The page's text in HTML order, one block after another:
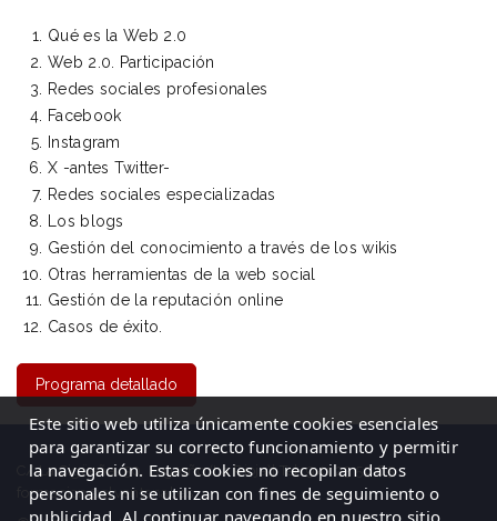
Qué es la Web 2.0
Web 2.0. Participación
Redes sociales profesionales
Facebook
Instagram
X -antes Twitter-
Redes sociales especializadas
Los blogs
Gestión del conocimiento a través de los wikis
Otras herramientas de la web social
Gestión de la reputación online
Casos de éxito.
Programa detallado
C/ La Cigüeña, 50, Logroño (La Rioja)| Tel: 941 23 59 65
formacion@elventanal.es
Este sitio web utiliza únicamente cookies esenciales
para garantizar su correcto funcionamiento y permitir
la navegación. Estas cookies no recopilan datos
personales ni se utilizan con fines de seguimiento o
publicidad. Al continuar navegando en nuestro sitio,